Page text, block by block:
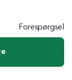
Forespørgsel